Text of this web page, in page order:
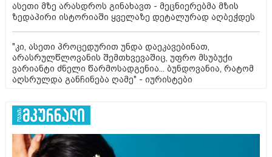
ასეთი მზე არასდროს გინახავთ - მეცნიერებმა მზის
ზედაპირი ისტორიაში ყველაზე დეტალურად აღბეჭდეს
"კი, ასეთი პროცედურით უნდა დაეკავებინათ,
არასრულწლოვანის შემთხვევაშიც, უფრო მსუბუქი
ვარიანტი ძნელი წარმოსადგენია... ბუნდოვანია, რატომ
აღსრულდა განჩინება ღამე" - იურისტები